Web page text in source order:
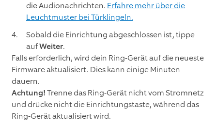
die Audionachrichten. Erfahre mehr über die
Leuchtmuster bei Türklingeln.
Sobald die Einrichtung abgeschlossen ist, tippe
aufWeiter.
Falls erforderlich, wird dein Ring-Gerät auf die neueste
Firmware aktualisiert. Dies kann einige Minuten
dauern.
Achtung!Trenne das Ring-Gerät nicht vom Stromnetz
und drücke nicht die Einrichtungstaste, während das
Ring-Gerät aktualisiert wird.